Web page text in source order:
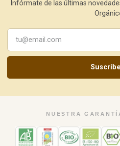
Infórmate de las últimas
NUESTRA